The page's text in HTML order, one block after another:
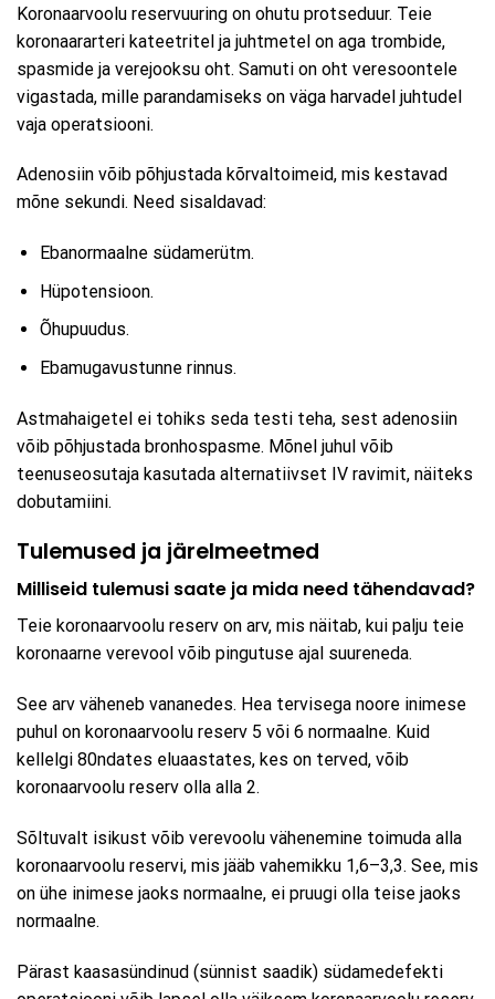
Koronaarvoolu reservuuring on ohutu protseduur. Teie
koronaararteri kateetritel ja juhtmetel on aga trombide,
spasmide ja verejooksu oht. Samuti on oht veresoontele
vigastada, mille parandamiseks on väga harvadel juhtudel
vaja operatsiooni.
Adenosiin võib põhjustada kõrvaltoimeid, mis kestavad
mõne sekundi. Need sisaldavad:
Ebanormaalne südamerütm.
Hüpotensioon.
Õhupuudus.
Ebamugavustunne rinnus.
Astmahaigetel ei tohiks seda testi teha, sest adenosiin
võib põhjustada bronhospasme. Mõnel juhul võib
teenuseosutaja kasutada alternatiivset IV ravimit, näiteks
dobutamiini.
Tulemused ja järelmeetmed
Milliseid tulemusi saate ja mida need tähendavad?
Teie koronaarvoolu reserv on arv, mis näitab, kui palju teie
koronaarne verevool võib pingutuse ajal suureneda.
See arv väheneb vananedes. Hea tervisega noore inimese
puhul on koronaarvoolu reserv 5 või 6 normaalne. Kuid
kellelgi 80ndates eluaastates, kes on terved, võib
koronaarvoolu reserv olla alla 2.
Sõltuvalt isikust võib verevoolu vähenemine toimuda alla
koronaarvoolu reservi, mis jääb vahemikku 1,6–3,3. See, mis
on ühe inimese jaoks normaalne, ei pruugi olla teise jaoks
normaalne.
Pärast kaasasündinud (sünnist saadik) südamedefekti